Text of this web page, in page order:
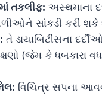
તકલીફ: અસ્થમાના
સાંકડી કરી શકે
તે ડાયાબિટીસના
(જેમ કે ધબકારા
વિચિત્ર સપના